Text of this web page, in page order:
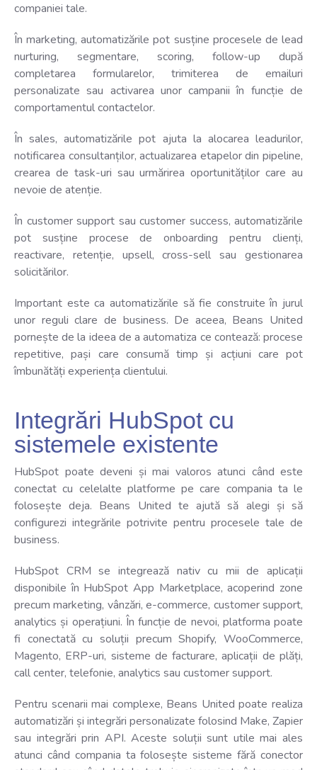
companiei tale.
În marketing, automatizările pot susține procesele de lead
nurturing, segmentare, scoring, follow-up după
completarea formularelor, trimiterea de emailuri
personalizate sau activarea unor campanii în funcție de
comportamentul contactelor.
În sales, automatizările pot ajuta la alocarea leadurilor,
notificarea consultanților, actualizarea etapelor din pipeline,
crearea de task-uri sau urmărirea oportunităților care au
nevoie de atenție.
În customer support sau customer success, automatizările
pot susține procese de onboarding pentru clienți,
reactivare, retenție, upsell, cross-sell sau gestionarea
solicitărilor.
Important este ca automatizările să fie construite în jurul
unor reguli clare de business. De aceea, Beans United
pornește de la ideea de a automatiza ce contează: procese
repetitive, pași care consumă timp și acțiuni care pot
îmbunătăți experiența clientului.
Integrări HubSpot cu
sistemele existente
HubSpot poate deveni și mai valoros atunci când este
conectat cu celelalte platforme pe care compania ta le
folosește deja. Beans United te ajută să alegi și să
configurezi integrările potrivite pentru procesele tale de
business.
HubSpot CRM se integrează nativ cu mii de aplicații
disponibile în HubSpot App Marketplace, acoperind zone
precum marketing, vânzări, e-commerce, customer support,
analytics și operațiuni. În funcție de nevoi, platforma poate
fi conectată cu soluții precum Shopify, WooCommerce,
Magento, ERP-uri, sisteme de facturare, aplicații de plăți,
call center, telefonie, analytics sau customer support.
Pentru scenarii mai complexe, Beans United poate realiza
automatizări și integrări personalizate folosind Make, Zapier
sau integrări prin API. Aceste soluții sunt utile mai ales
atunci când compania ta folosește sisteme fără conector